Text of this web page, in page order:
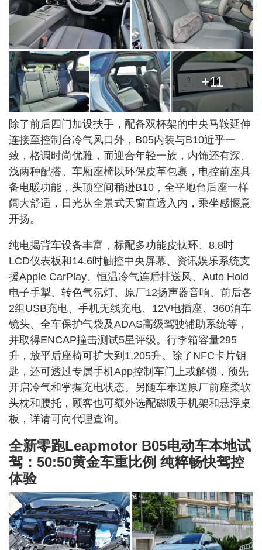
+11
除了前后四门加设扶手，配备双杯架的中央马鞍延伸
连接至控制台冷气风口外，B05内装与B10近乎一
致，格调时尚优雅，而迎合年轻一族，内饰还有深、
浅两种配搭。车厢座椅以环保皮革包裹，电控前座具
备电暖功能，头顶空间稍逊B10，全平地台后座一样
阔大舒适，日光从全景式天窗直透入内，乘坐感惬意
开扬。
纯电揭背车设备丰富，标配多功能皮軚环、8.8吋
LCD仪表板和14.6吋触控中央屏幕、资讯娱乐系统支
援Apple CarPlay、恒温冷气连后排送风、Auto Hold
电子手掣、转色气氛灯、原厂12扬声器音响、前后各
2组USB充电、手机无线充电、12V电插座、360泊车
镜头、全车保护气袋及ADAS高级驾驶辅助系统等，
并取得ENCAP撞击测试5星评级。行李箱容量295
升，放平后座椅可扩大到1,205升。除了NFC卡片钥
匙，还可透过专属手机App控制车门上或解锁，预先
开启冷气和掌握充电状态。另随车奉送原厂前座柔软
头枕和腰托，顾客也可额外选配磁吸手机架和悬浮桌
板，详请可向代理查询。
全新零跑Leapmotor B05电动车本地试
驾：50:50黄金车重比例 纯粹畅快驾控
体验